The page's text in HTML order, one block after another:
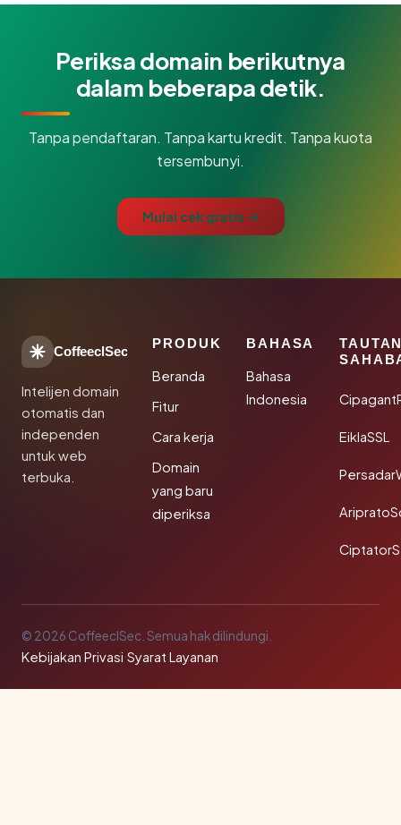
Periksa domain berikutnya
dalam beberapa detik.
Tanpa pendaftaran. Tanpa kartu kredit. Tanpa kuota
tersembunyi.
Mulai cek gratis →
CoffeeclSec
Intelijen domain
otomatis dan
independen
untuk web
terbuka.
PRODUK
Beranda
Fitur
Cara kerja
Domain
yang baru
diperiksa
BAHASA
Bahasa
Indonesia
EiklaSSL
© 2026 CoffeeclSec. Semua hak dilindungi.
Kebijakan Privasi·Syarat Layanan